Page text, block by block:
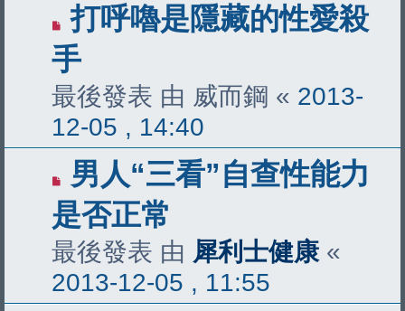
打呼嚕是隱藏的性愛殺
手
最後發表 由 威而鋼 « 2013-
12-05 , 14:40
男人“三看”自查性能力
是否正常
最後發表 由 犀利士健康 «
2013-12-05 , 11:55